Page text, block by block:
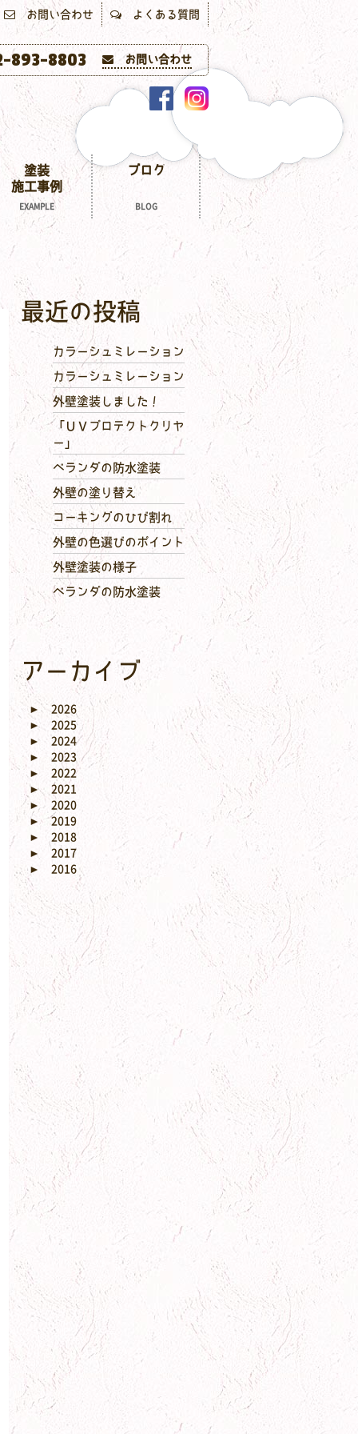
お問い合わせ よくある質問
893-8803 お問い合わせ
EXAMPLE
塗装
施工事例
BLOG
ブログ
最近の投稿
カラーシュミレーション
カラーシュミレーション
外壁塗装しました！
「ＵＶプロテクトクリヤ
ー」
ベランダの防水塗装
外壁の塗り替え
コーキングのひび割れ
外壁の色選びのポイント
外壁塗装の様子
ベランダの防水塗装
アーカイブ
► 2026
► 2025
►
2024
►
2023
►
2022
►2021
► 2020
► 2019
►
2018
►
2017
►
2016